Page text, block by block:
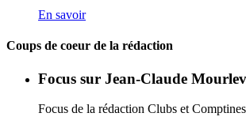
En savoir
Coups de coeur de la rédaction
Focus sur Jean-Claude
Focus de la rédaction Clubs et Comptines